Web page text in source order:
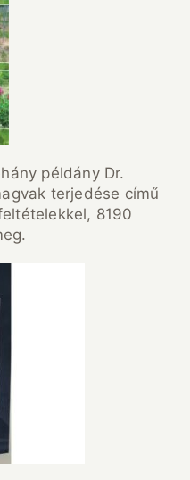
példány Dr.
terjedése című
8190